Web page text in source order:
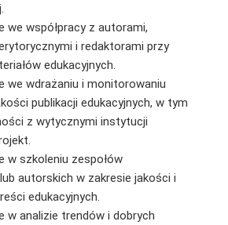
we współpracy z autorami,
i redaktorami przy
edukacyjnych.
we wdrażaniu i monitorowaniu
publikacji edukacyjnych, w tym
z wytycznymi instytucji
w szkoleniu zespołów
autorskich w zakresie jakości i
edukacyjnych.
w analizie trendów i dobrych